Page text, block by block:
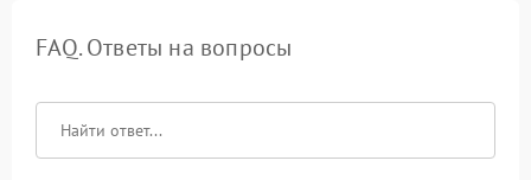
FAQ. Ответы на вопросы